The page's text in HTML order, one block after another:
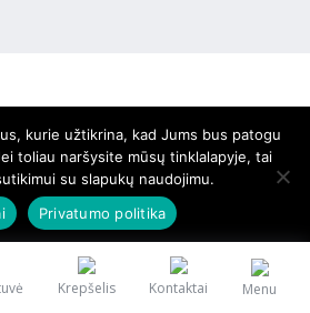
Krepšelis Kontaktai Menu
kurie užtikrina, kad Jums bus patogu
toliau naršysite mūsų tinklalapyje, tai
su slapukų naudojimu.
Privatumo politika